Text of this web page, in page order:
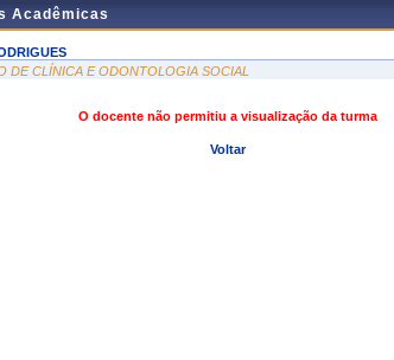
Acadêmicas
DE CLÍNICA E ODONTOLOGIA SOCIAL
O docente não permitiu a visualização da turma
Voltar